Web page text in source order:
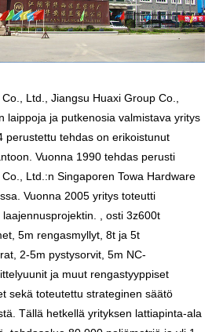
Ltd., Jiangsu Huaxi Group Co.,
laippoja ja putkenosia valmistava yritys
perustettu tehdas on erikoistunut
Vuonna 1990 tehdas perusti
Ltd.:n Singaporen Towa Hardware
Vuonna 2005 yritys toteutti
, osti 3z600t
5m rengasmyllyt, 8t ja 5t
2-5m pystysorvit, 5m NC-
ja muut rengastyyppiset
sekä toteutettu strateginen säätö
Tällä hetkellä yrityksen lattiapinta-ala